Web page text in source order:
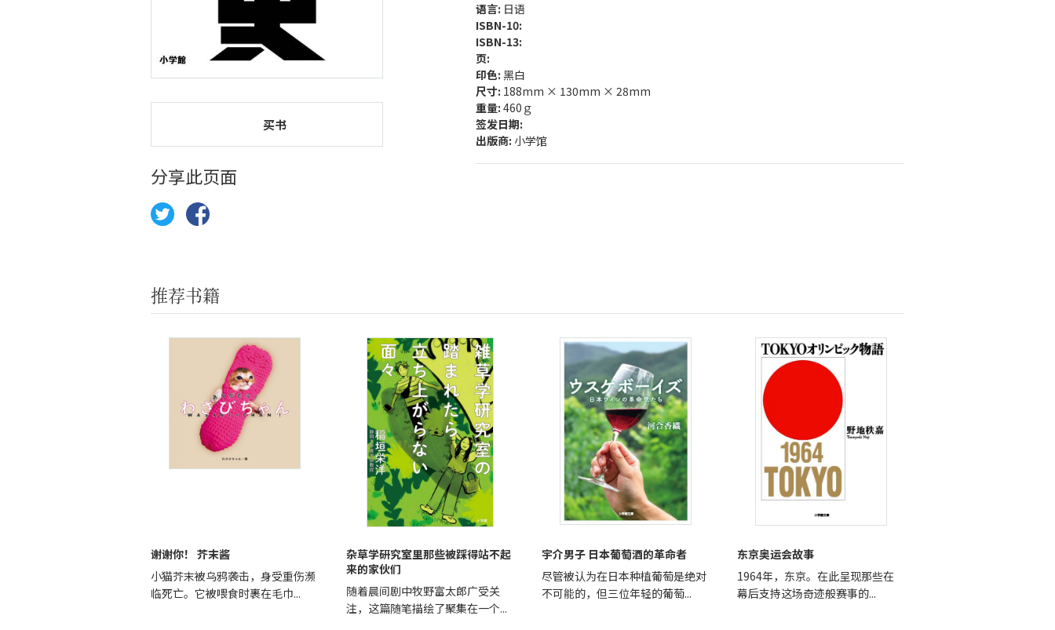
语言: 日语
ISBN-10:
ISBN-13:
页:
印色: 黑白
尺寸: 188mm × 130mm × 28mm
重量: 460ｇ
签发日期:
出版商: 小学馆
买书
分享此页面
推荐书籍
谢谢你！ 芥末酱
小猫芥末被乌鸦袭击，身受重伤濒
临死亡。它被喂食时裹在毛巾...
杂草学研究室里那些被踩得站不起
来的家伙们
随着晨间剧中牧野富太郎广受关
注，这篇随笔描绘了聚集在一个...
宇介男子 日本葡萄酒的革命者
尽管被认为在日本种植葡萄是绝对
不可能的，但三位年轻的葡萄...
东京奥运会故事
1964年，东京。在此呈现那些在
幕后支持这场奇迹般赛事的...